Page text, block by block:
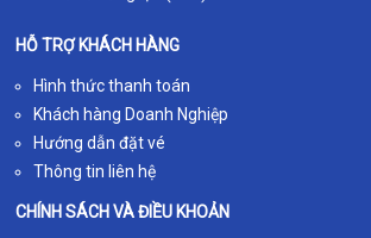
HỖ TRỢ KHÁCH HÀNG
Hình thức thanh toán
Khách hàng Doanh Nghiệp
Hướng dẫn đặt vé
Thông tin liên hệ
CHÍNH SÁCH VÀ ĐIỀU KHOẢN